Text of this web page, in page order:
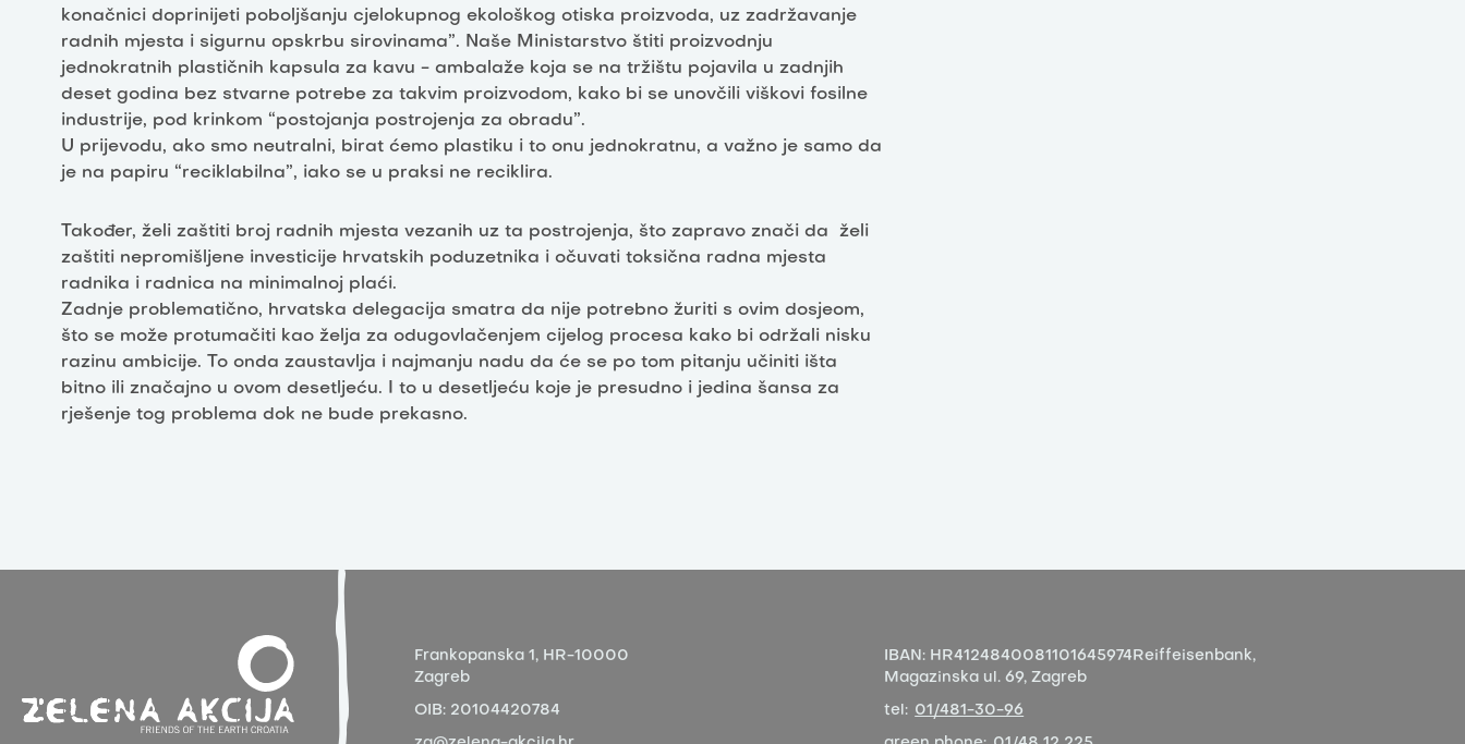
konačnici doprinijeti poboljšanju cjelokupnog ekološkog otiska proizvoda, uz zadržavanje
radnih mjesta i sigurnu opskrbu sirovinama”. Naše Ministarstvo štiti proizvodnju
jednokratnih plastičnih kapsula za kavu - ambalaže koja se na tržištu pojavila u zadnjih
deset godina bez stvarne potrebe za takvim proizvodom, kako bi se unovčili viškovi fosilne
industrije, pod krinkom “postojanja postrojenja za obradu”.
U prijevodu, ako smo neutralni, birat ćemo plastiku i to onu jednokratnu, a važno je samo da
je na papiru “reciklabilna”, iako se u praksi ne reciklira.
Također, želi zaštiti broj radnih mjesta vezanih uz ta postrojenja, što zapravo znači da želi
zaštiti nepromišljene investicije hrvatskih poduzetnika i očuvati toksična radna mjesta
radnika i radnica na minimalnoj plaći.
Zadnje problematično, hrvatska delegacija smatra da nije potrebno žuriti s ovim dosjeom,
što se može protumačiti kao želja za odugovlačenjem cijelog procesa kako bi održali nisku
razinu ambicije. To onda zaustavlja i najmanju nadu da će se po tom pitanju učiniti išta
bitno ili značajno u ovom desetljeću. I to u desetljeću koje je presudno i jedina šansa za
rješenje tog problema dok ne bude prekasno.
Frankopanska 1, HR-10000
Zagreb
OIB: 20104420784
IBAN: HR4124840081101645974 Reiffeisenbank,
Magazinska ul. 69, Zagreb
tel: 01/481-30-96